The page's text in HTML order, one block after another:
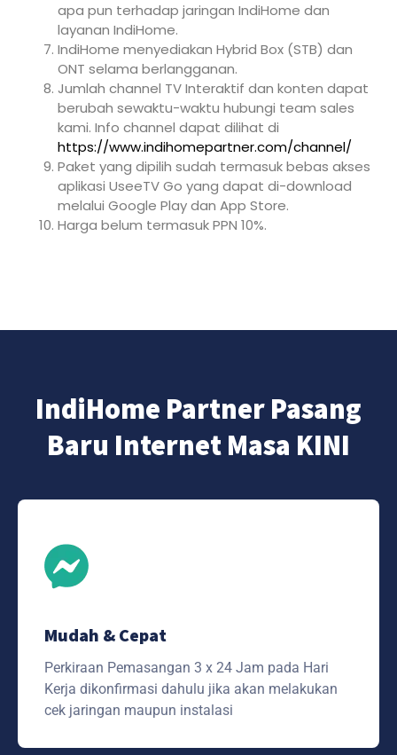
apa pun terhadap jaringan IndiHome dan
layanan IndiHome.
IndiHome menyediakan Hybrid Box (STB) dan
ONT selama berlangganan.
Jumlah channel TV Interaktif dan konten dapat
berubah sewaktu-waktu hubungi team sales
kami. Info channel dapat dilihat di
https://www.indihomepartner.com/channel/
Paket yang dipilih sudah termasuk bebas akses
aplikasi UseeTV Go yang dapat di-download
melalui Google Play dan App Store.
Harga belum termasuk PPN 10%.
IndiHome Partner Pasang
Baru Internet Masa KINI
Mudah & Cepat
Perkiraan Pemasangan 3 x 24 Jam pada Hari
Kerja dikonfirmasi dahulu jika akan melakukan
cek jaringan maupun instalasi